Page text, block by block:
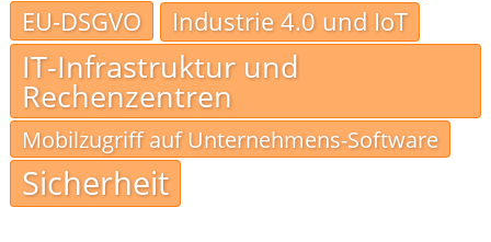
EU-DSGVO Industrie 4.0 und IoT
IT-Infrastruktur und
Rechenzentren
Mobilzugriff auf Unternehmens-Software
Sicherheit